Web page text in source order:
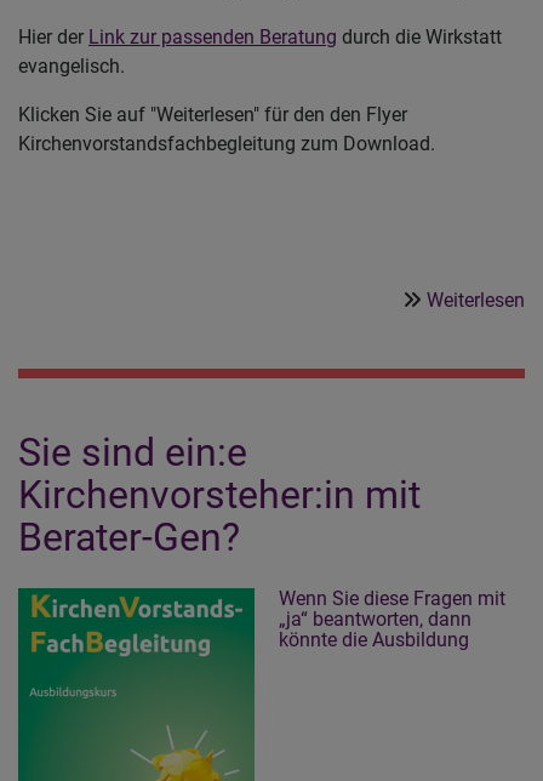
Hier der Link zur passenden Beratung durch die Wirkstatt
evangelisch.
Klicken Sie auf "Weiterlesen" für den den Flyer
Kirchenvorstandsfachbegleitung zum Download.
Weiterlesen
Sie sind ein:e
Kirchenvorsteher:in mit
Berater-Gen?
Wenn Sie diese Fragen mit
„ja“ beantworten, dann
könnte die Ausbildung